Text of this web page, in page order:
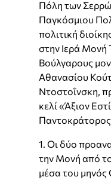
Πόλη των
Παγκόσμιου
πολιτική
στην Ιερά Μονή
Βούλγαρους
Αθανασίου
Ντοστοΐνσκη,
κελί «Άξιον
1. Οι δύο
την Μονή από
μέσα του μηνός